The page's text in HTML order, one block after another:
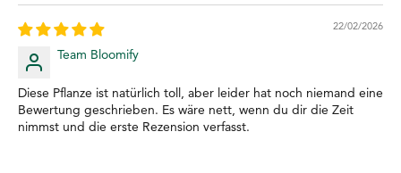
22/02/2026
Team Bloomify
Diese Pflanze ist natürlich toll, aber leider hat noch niemand eine
Bewertung geschrieben. Es wäre nett, wenn du dir die Zeit
nimmst und die erste Rezension verfasst.